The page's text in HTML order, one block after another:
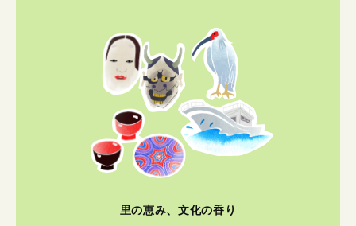
里の恵み、文化の香り